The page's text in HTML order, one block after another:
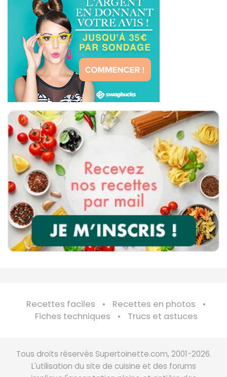
Recettes faciles
Recettes en photos
Fiches techniques
Trucs et astuces
Tous droits réservés Supertoinette.com, 2001-2026.
L'utilisation du site de cuisine et des forums